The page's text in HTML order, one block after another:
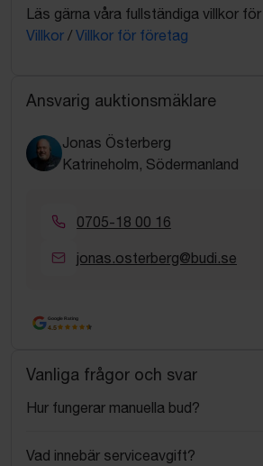
Läs gärna våra fullständiga villkor
Villkor / Villkor för företag
Ansvarig auktionsmäklare
Jonas Österberg
Katrineholm, Södermanland
0705-18 00 16
jonas.osterberg@budi.se
Google Rating
4.5
Vanliga frågor och svar
Hur fungerar manuella bud?
Vad innebär serviceavgift?